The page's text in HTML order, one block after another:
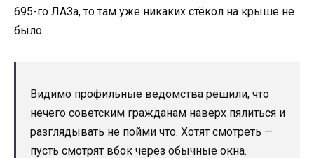
695-го ЛАЗа, то там уже никаких стёкол на крыше не
было.
Видимо профильные ведомства решили, что
нечего советским гражданам наверх пялиться и
разглядывать не пойми что. Хотят смотреть —
пусть смотрят вбок через обычные окна.